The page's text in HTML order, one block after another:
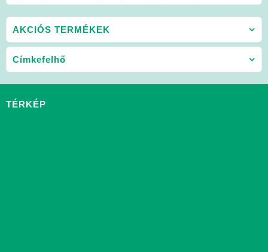
AKCIÓS TERMÉKEK
Címkefelhő
TÉRKÉP